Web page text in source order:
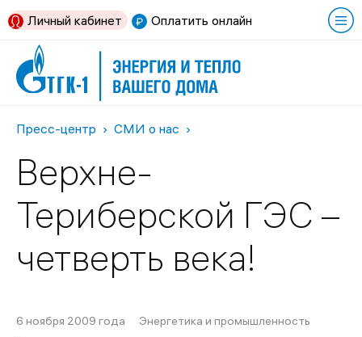
Оплатить онлайн
Личный кабинет
Пресс-центр СМИ о нас
Верхне-
Териберской ГЭС –
четверть века!
6 ноября 2009 года
Энергетика и промышленность